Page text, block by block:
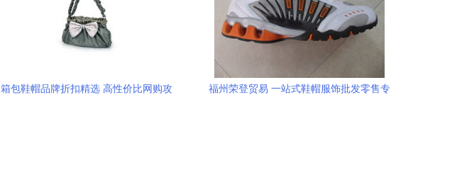
箱包鞋帽品牌折扣精选 高性价比网购攻
福州荣登贸易 一站式鞋帽服饰批发零售专